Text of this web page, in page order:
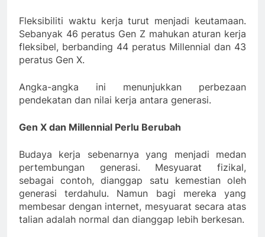
Fleksibiliti waktu kerja turut menjadi keutamaan.
Sebanyak 46 peratus Gen Z mahukan aturan kerja
fleksibel, berbanding 44 peratus Millennial dan 43
peratus Gen X.
Angka-angka ini menunjukkan perbezaan
pendekatan dan nilai kerja antara generasi.
Gen X dan Millennial Perlu Berubah
Budaya kerja sebenarnya yang menjadi medan
pertembungan generasi. Mesyuarat fizikal,
sebagai contoh, dianggap satu kemestian oleh
generasi terdahulu. Namun bagi mereka yang
membesar dengan internet, mesyuarat secara atas
talian adalah normal dan dianggap lebih berkesan.